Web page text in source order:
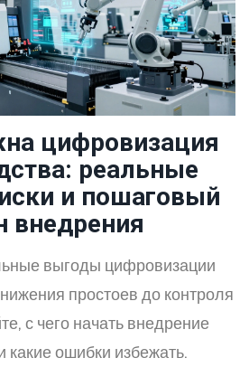
цифровизация
реальные
и пошаговый
внедрения
выгоды цифровизации
простоев до контроля
с чего начать внедрение
какие ошибки избежать.